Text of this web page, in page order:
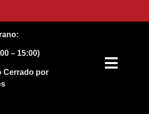
– 15:00)
Cerrado por